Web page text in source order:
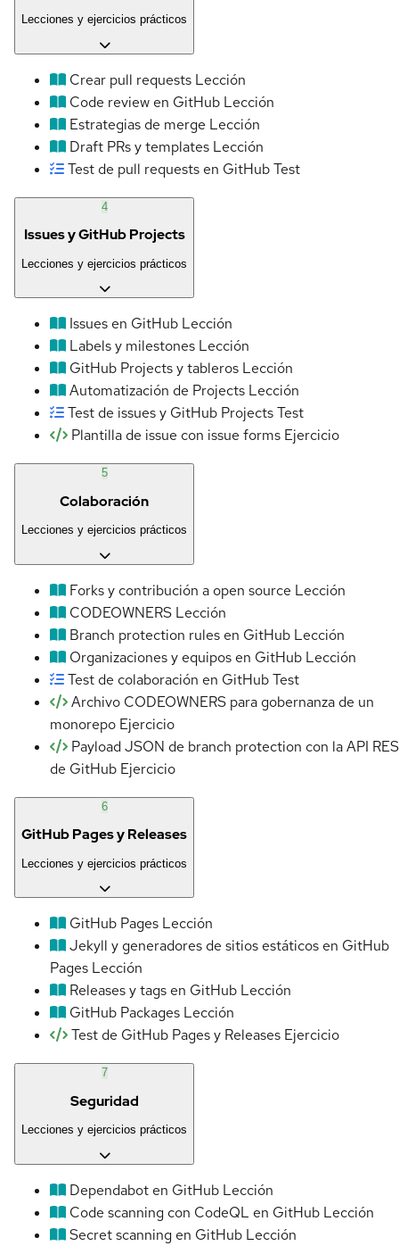
Lecciones y ejercicios prácticos
Crear pull requests Lección
Code review en GitHub Lección
Estrategias de merge Lección
Draft PRs y templates Lección
Test de pull requests en GitHubTest
4
Issues y GitHub Projects
Lecciones y ejercicios prácticos
Issues en GitHub Lección
Labels y milestones Lección
GitHub Projects y tableros Lección
Automatización de Projects Lección
Test de issues y GitHub ProjectsTest
Plantilla de issue con issue forms Ejercicio
5
Colaboración
Lecciones y ejercicios prácticos
Forks y contribución a open source Lección
CODEOWNERS Lección
Branch protection rules en GitHub Lección
Organizaciones y equipos en GitHub Lección
Test de colaboración en GitHubTest
Archivo CODEOWNERS para gobernanza de un
monorepo Ejercicio
Payload JSON de branch protection con la API
de GitHub Ejercicio
6
GitHub Pages y Releases
Lecciones y ejercicios prácticos
GitHub Pages Lección
Jekyll y generadores de sitios estáticos en GitHub
Pages Lección
Releases y tags en GitHub Lección
GitHub Packages Lección
Test de GitHub Pages y Releases Ejercicio
7
Seguridad
Lecciones y ejercicios prácticos
Dependabot en GitHub Lección
Code scanning con CodeQL en GitHub Lección
Secret scanning en GitHub Lección